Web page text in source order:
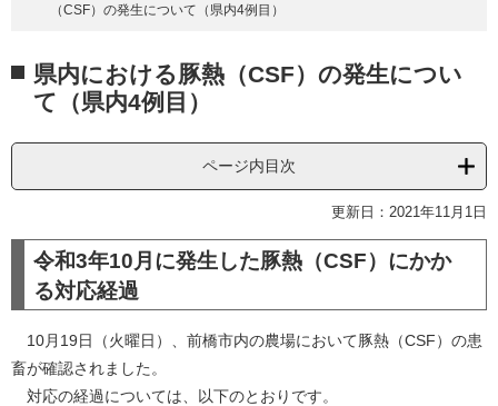
（CSF）の発生について（県内4例目）
文
県内における豚熱（CSF）の発生につい
て（県内4例目）
ページ内目次
更新日：2021年11月1日
令和3年10月に発生した豚熱（CSF）にかか
る対応経過
10月19日（火曜日）、前橋市内の農場において豚熱（CSF）の患
畜が確認されました。
対応の経過については、以下のとおりです。